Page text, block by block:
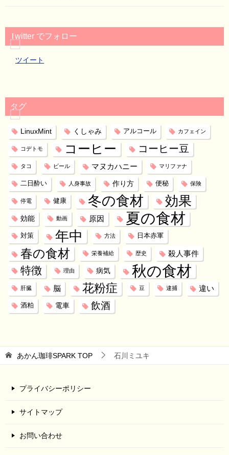
Twitter でフォロー
ツイート
タグ
LinuxMint くしゃみ アルコール カフェイン
コデトモ コーヒー コーヒー豆
タコ ビール マヌカハニー マリファナ
二日酔い 人身事故 作り方 便秘 保険
停電 健康 冬の食材 効果
効能 動画 原因 夏の食材
対策 年中 方法 日本赤軍
春の食材 栄養補給 歴史 殺人事件
特徴 理由 病気 秋の食材
肝臓 脳 花粉症 豆 逮捕 違い
酒粕 電車 飲酒
あかん珈琲SPARK TOP 石川ミユキ
プライバシーポリシー
サイトマップ
お問い合わせ